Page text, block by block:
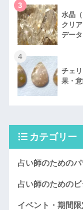
3
水晶
クリ
データ
4
チェ
果・
カテゴリー
占い師のための
占い師のための
イベント・期間